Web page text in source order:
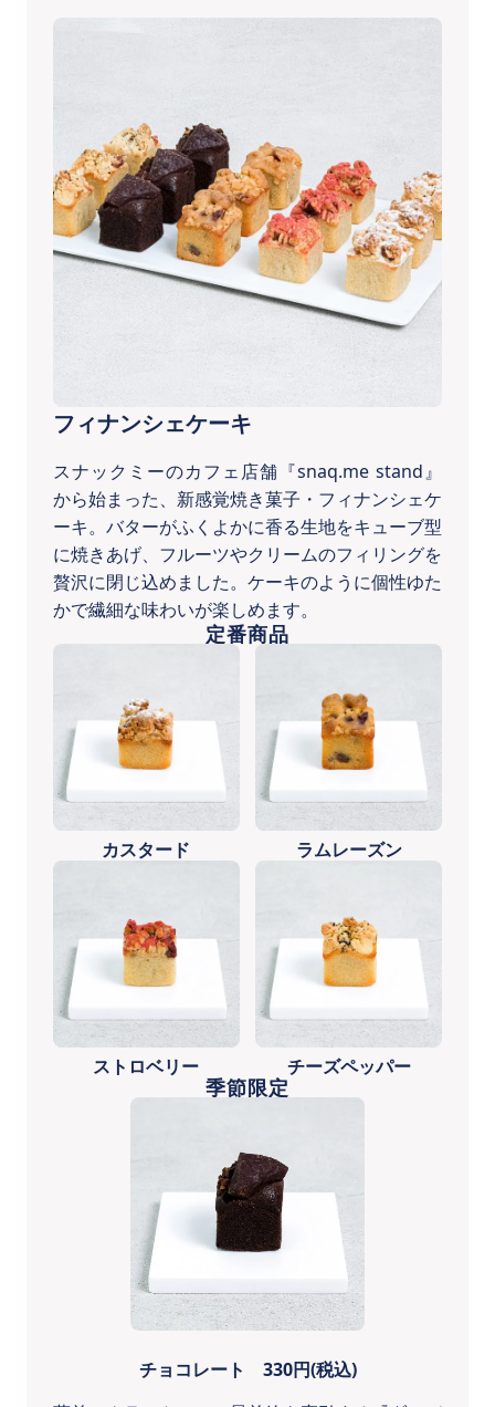
フィナンシェケーキ
スナックミーのカフェ店舗『snaq.me stand』
から始まった、新感覚焼き菓子・フィナンシェケ
ーキ。バターがふくよかに香る生地をキューブ型
に焼きあげ、フルーツやクリームのフィリングを
贅沢に閉じ込めました。ケーキのように個性ゆた
かで繊細な味わいが楽しめます。
定番商品
カスタード ラムレーズン
ストロベリー チーズペッパー
季節限定
チョコレート 330円(税込)